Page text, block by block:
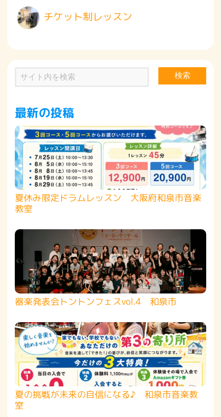
チケット制レッスン
検索
最新の投稿
夏休み限定ドラムレッスン 大阪府和泉市音楽
教室
器楽発表会トントンフェスvol.4 和泉市
夏の挑戦が未来の自信になる♪ 和泉市音楽教
室